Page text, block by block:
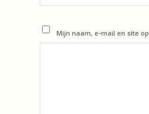
Mijn naam, e-mail en site